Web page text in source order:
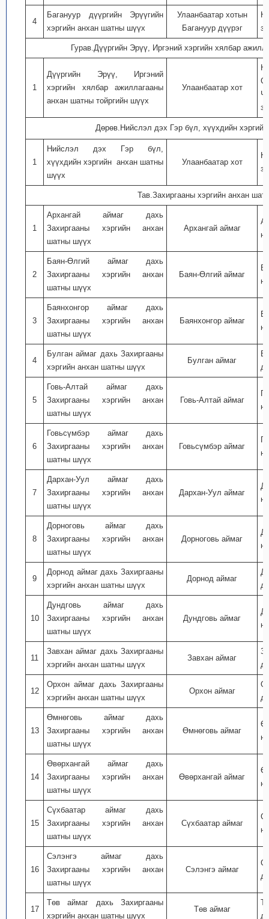
4
Багануур дүүргийн Эрүүгийн
хэргийн анхан шатны шүүх
Улаанбаатар хотын
Багануур дүүрэг
Гурав.Дүүргийн Эрүү, Иргэний хэргийн хялбар
1
Дүүргийн Эрүү, Иргэний
хэргийн хялбар ажиллагааны
анхан шатны тойргийн шүүх
Улаанбаатар хот
Дөрөв.Нийслэл дэх Гэр бүл, хүүхдийн
1
Нийслэл дэх Гэр бүл,
хүүхдийн хэргийн анхан шатны
шүүх
Улаанбаатар хот
Тав.Захиргааны хэргийн анхан
1
Архангай аймаг дахь
Захиргааны хэргийн анхан
шатны шүүх
Архангай аймаг
2
Баян-Өлгий аймаг дахь
Захиргааны хэргийн анхан
шатны шүүх
Баян-Өлгий аймаг
3
Баянхонгор аймаг дахь
Захиргааны хэргийн анхан
шатны шүүх
Баянхонгор аймаг
4
Булган аймаг дахь Захиргааны
хэргийн анхан шатны шүүх
Булган аймаг
5
Говь-Алтай аймаг дахь
Захиргааны хэргийн анхан
шатны шүүх
Говь-Алтай аймаг
6
Говьсүмбэр аймаг дахь
Захиргааны хэргийн анхан
шатны шүүх
Говьсүмбэр аймаг
7
Дархан-Уул аймаг дахь
Захиргааны хэргийн анхан
шатны шүүх
Дархан-Уул аймаг
8
Дорноговь аймаг дахь
Захиргааны хэргийн анхан
шатны шүүх
Дорноговь аймаг
9
Дорнод аймаг дахь Захиргааны
хэргийн анхан шатны шүүх
Дорнод аймаг
10
Дундговь аймаг дахь
Захиргааны хэргийн анхан
шатны шүүх
Дундговь аймаг
11
Завхан аймаг дахь Захиргааны
хэргийн анхан шатны шүүх
Завхан аймаг
12
Орхон аймаг дахь Захиргааны
хэргийн анхан шатны шүүх
Орхон аймаг
13
Өмнөговь аймаг дахь
Захиргааны хэргийн анхан
шатны шүүх
Өмнөговь аймаг
14
Өвөрхангай аймаг дахь
Захиргааны хэргийн анхан
шатны шүүх
Өвөрхангай аймаг
15
Сүхбаатар аймаг дахь
Захиргааны хэргийн анхан
шатны шүүх
Сүхбаатар аймаг
16
Сэлэнгэ аймаг дахь
Захиргааны хэргийн анхан
шатны шүүх
Сэлэнгэ аймаг
17
Төв аймаг дахь Захиргааны
хэргийн анхан шатны шүүх
Төв аймаг